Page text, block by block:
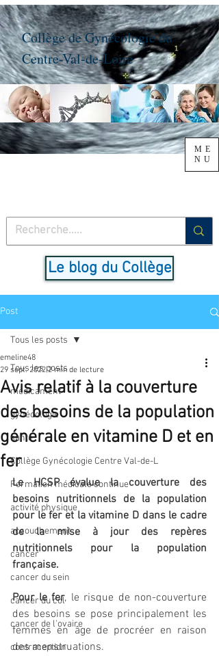
Le blog du Collège
ME
NU
Collège de Gynécologie du
Centre-Val-de-Loire
Post
Tous les posts
médicament
gynécologie
santé
Collège Gynécologie Centre Val-de-L
Formation médicale continue
activité physique
accouchement
cancer
cancer du sein
cancer du col
cancer de l'ovaire
contraception
Tous les posts
Avis relatif à la couverture
des besoins de la population
générale en vitamine D et en
fer
emeline48
29 sept. 2022 2 min de lecture
Le HCSP évalue la couverture des
besoins nutritionnels de la population
pour le fer et la vitamine D dans le cadre
de la mise à jour des repères
nutritionnels pour la population
française.
Pour le fer, le risque de non-couverture
des besoins se pose principalement les
femmes en âge de procréer en raison
des menstruations.